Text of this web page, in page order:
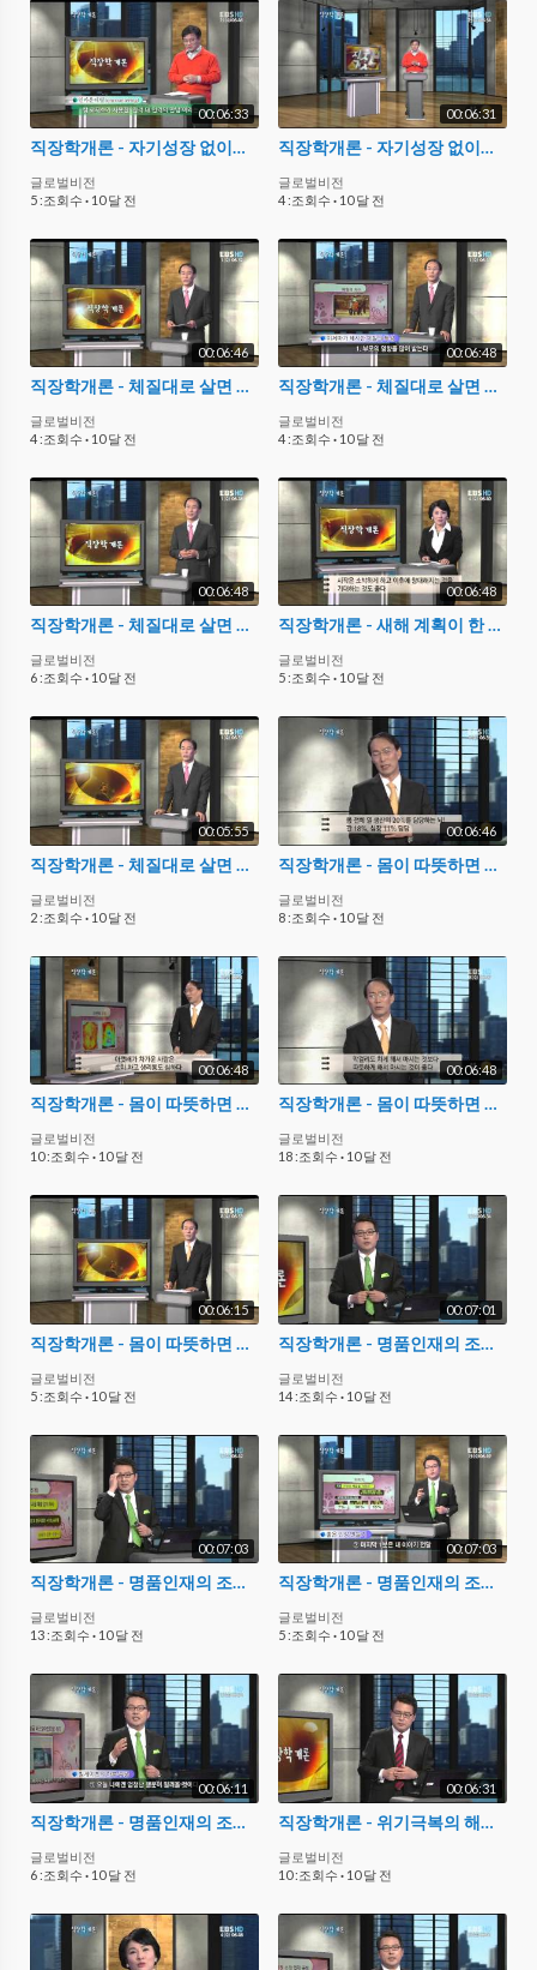
00:06:33
직장학개론 - 자기성장 없이는 성공할 수 없다_#003
글로벌비전
5 :조회수 · 10 달 전
00:06:31
직장학개론 - 자기성장 없이는 성공할 수 없다_#004
글로벌비전
4 :조회수 · 10 달 전
00:06:46
직장학개론 - 체질대로 살면 성공한다_#001
글로벌비전
4 :조회수 · 10 달 전
00:06:48
직장학개론 - 체질대로 살면 성공한다_#002
글로벌비전
4 :조회수 · 10 달 전
00:06:48
직장학개론 - 체질대로 살면 성공한다_#003
글로벌비전
6 :조회수 · 10 달 전
00:06:48
직장학개론 - 새해 계획이 한 해를 만든다_#002
글로벌비전
5 :조회수 · 10 달 전
00:05:55
직장학개론 - 체질대로 살면 성공한다_#004
글로벌비전
2 :조회수 · 10 달 전
00:06:46
직장학개론 - 몸이 따뜻하면 성공한다_#001
글로벌비전
8 :조회수 · 10 달 전
00:06:48
직장학개론 - 몸이 따뜻하면 성공한다_#002
글로벌비전
10 :조회수 · 10 달 전
00:06:48
직장학개론 - 몸이 따뜻하면 성공한다_#003
글로벌비전
18 :조회수 · 10 달 전
00:06:15
직장학개론 - 몸이 따뜻하면 성공한다_#004
글로벌비전
5 :조회수 · 10 달 전
00:07:01
직장학개론 - 명품인재의 조건_#001
글로벌비전
14 :조회수 · 10 달 전
00:07:03
직장학개론 - 명품인재의 조건_#002
글로벌비전
13 :조회수 · 10 달 전
00:07:03
직장학개론 - 명품인재의 조건_#003
글로벌비전
5 :조회수 · 10 달 전
00:06:11
직장학개론 - 명품인재의 조건_#004
글로벌비전
6 :조회수 · 10 달 전
00:06:31
직장학개론 - 위기극복의 해법_#001
글로벌비전
10 :조회수 · 10 달 전